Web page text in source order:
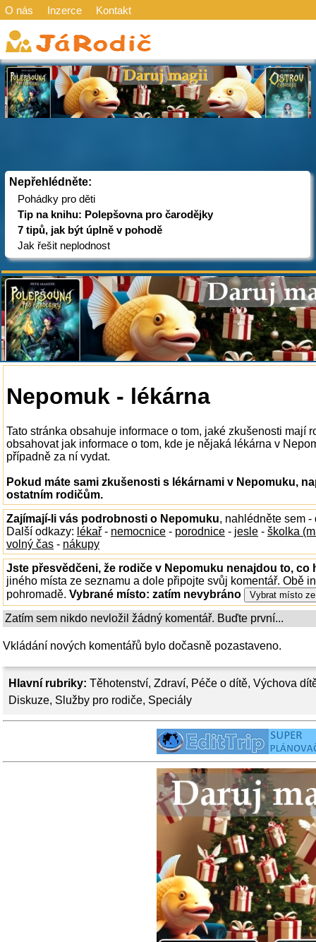
O nás Inzerce Kontakt
Nepřehlédněte:
Pohádky pro děti
Tip na knihu: Polepšovna pro čarodějky
7 tipů, jak být úplně v pohodě
Jak řešit neplodnost
Hlavní rubriky: Těhotenství, Zdraví, Péče o dítě, Výchova
Diskuze, Služby pro rodiče, Speciály
Nepomuk - lékárna
Tato stránka obsahuje informace o tom, jaké zkušenosti mají
obsahovat jak informace o tom, kde je nějaká lékárna v
případně za ní vydat.
Pokud máte sami zkušenosti s lékárnami v Nepomuku,
ostatním rodičům.
Zajímají-li vás podrobnosti o Nepomuku, nahlédněte sem
Další odkazy: lékař - nemocnice - porodnice - jesle - školka
volný čas - nákupy
Jste přesvědčeni, že rodiče v Nepomuku nenajdou to, co
jiného místa ze seznamu a dole připojte svůj komentář. Obě
pohromadě. Vybrané místo: zatím nevybráno
Zatím sem nikdo nevložil žádný komentář. Buďte první...
Vkládání nových komentářů bylo dočasně pozastaveno.